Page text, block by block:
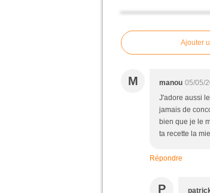
Ajouter
M manou 05/05/
J'adore aussi
jamais de
bien que je le
ta recette la
Répondre
P